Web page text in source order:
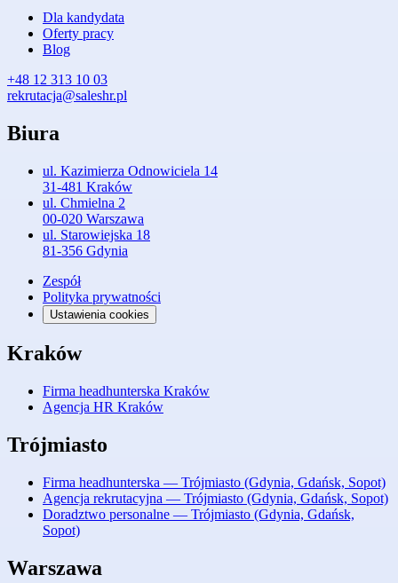
Dla kandydata
Oferty pracy
Blog
+48 12 313 10 03
rekrutacja@saleshr.pl
Biura
ul. Kazimierza Odnowiciela 14
31-481 Kraków
ul. Chmielna 2
00-020 Warszawa
ul. Starowiejska 18
81-356 Gdynia
Zespół
Polityka prywatności
Ustawienia cookies
Kraków
Firma headhunterska Kraków
Agencja HR Kraków
Trójmiasto
Firma headhunterska — Trójmiasto (Gdynia, Gdańsk, Sopot)
Agencja rekrutacyjna — Trójmiasto (Gdynia, Gdańsk, Sopot)
Doradztwo personalne — Trójmiasto (Gdynia, Gdańsk,
Sopot)
Warszawa